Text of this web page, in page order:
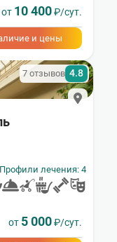
от 10 400₽/сут.
и цены
7 отзывов 4.8
Профили лечения: 4
от 5 000₽/сут.